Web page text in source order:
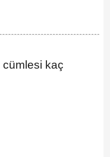
cümlesi kaç